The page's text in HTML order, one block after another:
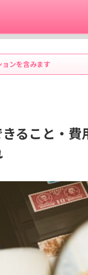
ンを含みます
ること・